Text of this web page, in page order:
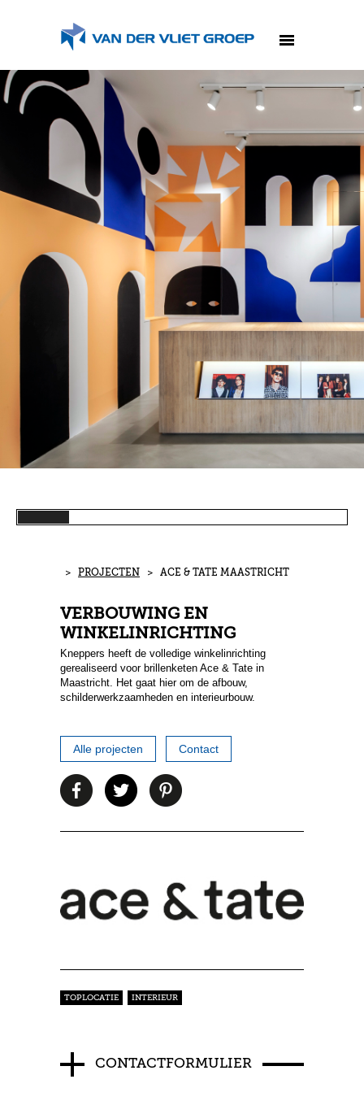
> PROJECTEN > ACE & TATE MAASTRICHT
VERBOUWING EN
WINKELINRICHTING
Kneppers heeft de volledige winkelinrichting
gerealiseerd voor brillenketen Ace & Tate in
Maastricht. Het gaat hier om de afbouw,
schilderwerkzaamheden en interieurbouw.
Alle projecten Contact
TOPLOCATIE INTERIEUR
CONTACTFORMULIER